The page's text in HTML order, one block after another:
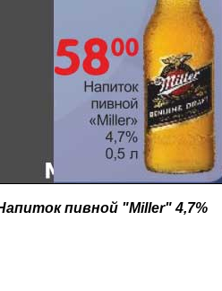
пивной "Miller" 4,7%